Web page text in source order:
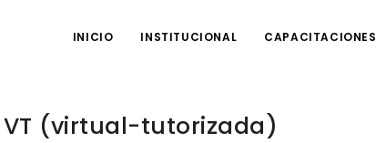
INICIO INSTITUCIONAL CAPACITACIONES
(virtual-tutorizada)